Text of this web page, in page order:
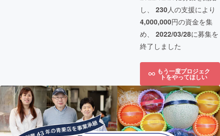
し、 230人の支援により
4,000,000円の資金を集
め、 2022/03/28に募集を
終了しました
もう一度プロジェク
トをやってほしい